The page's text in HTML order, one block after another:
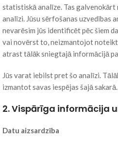
statistiskā analīze. Tas
analīzi. Jūsu sērfošanas uzvedības
nevarēsim jūs identificēt pēc šiem
vai novērst to, neizmantojot
atrast tālāk sniegtajā informācijā
Jūs varat iebilst pret šo analīzi.
izmantot savas iespējas šajā sakarā.
2. Vispārīga informācija
Datu aizsardzība